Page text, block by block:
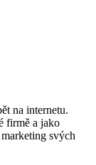
na internetu.
firmě a jako
svých